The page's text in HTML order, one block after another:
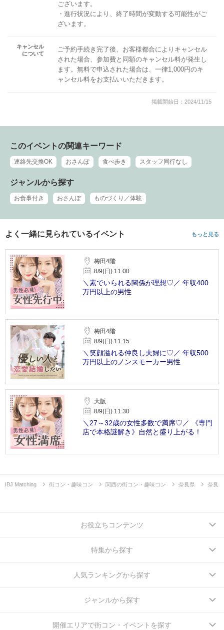
ございます。
・進行状況により、終了時間が変動する可能性がご
ざいます。
キャンセル
について
ご予約手続き完了後、お客様都合によりキャンセル
された場合、参加費と同額のキャンセル料が発生し
ます。無料で申込された場合は、一律1,000円のキ
ャンセル料をお支払いいただきます。
掲載開始日：2024/11/15
このイベントの関連キーワード
連絡先交換OK おさんぽ 食べ歩き スタッフ同行なし
ジャンルから探す
お食事付き おさんぽ ものづくり／体験
よく一緒に見られているイベント もっと見る
梅田4階
8/9(日) 11:00
＼素でいられる関係が理想♡／ 年収400
万円以上の男性
梅田4階
8/9(日) 11:15
＼笑顔溢れる仲良し夫婦に♡／ 年収500
万円以上のノンスモーカー男性
大阪
8/9(日) 11:30
＼27～32歳の女性多数で満席♡／ 《専門
店で本格謎解き》自然と盛り上がる！
IBJ Matching 街コン・趣味コン 関西の街コン・趣味コン 奈良県 奈良
お役立ちコンテンツ
特集から探す
人気ランキングから探す
ジャンルから探す
開催エリアで街コン・イベントを探す